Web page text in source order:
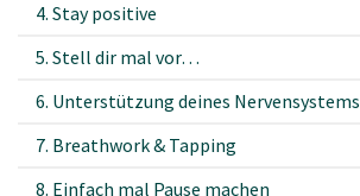
4. Stay positive
5. Stell dir mal vor…
6. Unterstützung deines Nervensystems
7. Breathwork & Tapping
8. Einfach mal Pause machen